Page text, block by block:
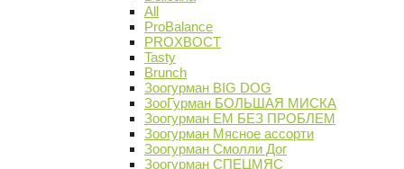
All
ProBalance
PROХВОСТ
Tasty
Brunch
Зоогурман BIG DOG
ЗооГурман БОЛЬШАЯ МИСКА
Зоогурман ЕМ БЕЗ ПРОБЛЕМ
Зоогурман Мясное ассорти
Зоогурман Смолли Дог
Зоогурман СПЕЦМЯС